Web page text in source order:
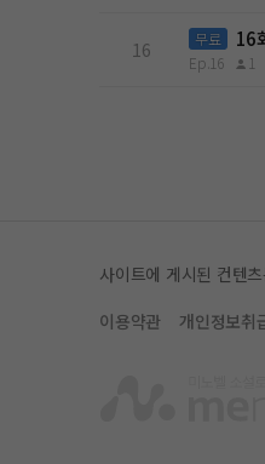
16 무료 16
Ep.16 1
사이트에 게시된 컨텐
이용약관
개인정보취